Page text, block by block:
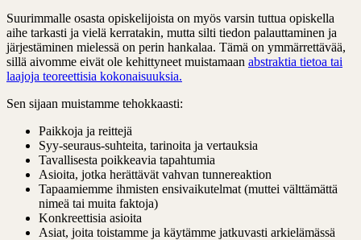
Suurimmalle osasta opiskelijoista on myös varsin tuttua opiskella
aihe tarkasti ja vielä kerratakin, mutta silti tiedon palauttaminen ja
järjestäminen mielessä on perin hankalaa. Tämä on ymmärrettävää,
sillä aivomme eivät ole kehittyneet muistamaan abstraktia tietoa tai
laajoja teoreettisia kokonaisuuksia.
Sen sijaan muistamme tehokkaasti:
Paikkoja ja reittejä
Syy-seuraus-suhteita, tarinoita ja vertauksia
Tavallisesta poikkeavia tapahtumia
Asioita, jotka herättävät vahvan tunnereaktion
Tapaamiemme ihmisten ensivaikutelmat (muttei välttämättä
nimeä tai muita faktoja)
Konkreettisia asioita
Asiat, joita toistamme ja käytämme jatkuvasti arkielämässä